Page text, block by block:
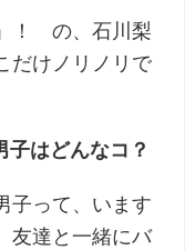
！ の、石川梨
だけノリノリで
はどんなコ？
子って、います
友達と一緒にバ